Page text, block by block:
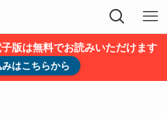
版は無料でお読みいただけます
はこちらから